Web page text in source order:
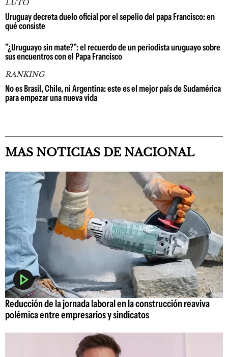
LUTO
Uruguay decreta duelo oficial por el sepelio del papa Francisco: en
qué consiste
"¿Uruguayo sin mate?": el recuerdo de un periodista uruguayo sobre
sus encuentros con el Papa Francisco
RANKING
No es Brasil, Chile, ni Argentina: este es el mejor país de Sudamérica
para empezar una nueva vida
MAS NOTICIAS DE NACIONAL
Reducción de la jornada laboral en la construcción reaviva
polémica entre empresarios y sindicatos